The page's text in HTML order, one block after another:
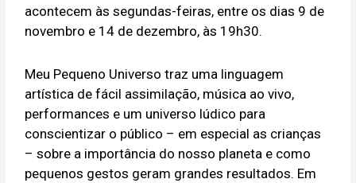
acontecem às segundas-feiras, entre os dias 9 de
novembro e 14 de dezembro, às 19h30.
Meu Pequeno Universo traz uma linguagem
artística de fácil assimilação, música ao vivo,
performances e um universo lúdico para
conscientizar o público – em especial as crianças
– sobre a importância do nosso planeta e como
pequenos gestos geram grandes resultados. Em